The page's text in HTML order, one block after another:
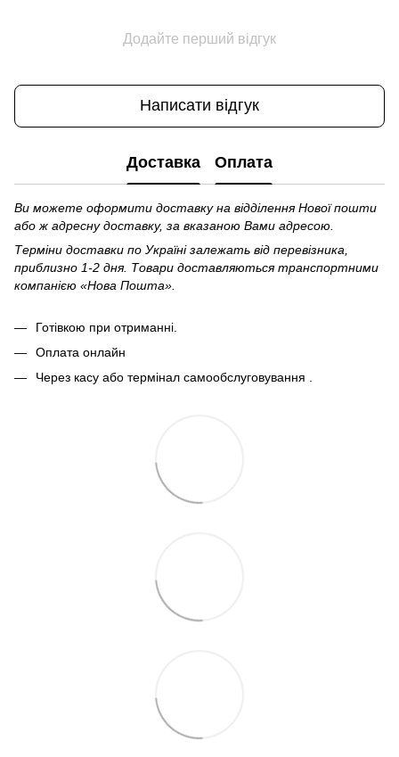
Додайте перший відгук
Написати відгук
Доставка Оплата
Ви можете оформити доставку на відділення Нової пошти
або ж адресну доставку, за вказаною Вами адресою.
Терміни доставки по Україні залежать від перевізника,
приблизно 1-2 дня. Товари доставляються транспортними
компанією «Нова Пошта».
Готівкою при отриманні.
Оплата онлайн
Через касу або термінал самообслуговування .